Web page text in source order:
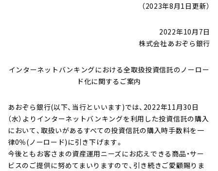
（2023年8月1日更新）
2022年10月7日
株式会社あおぞら銀行
インターネットバンキングにおける全取扱投資信託のノーロー
ド化に関するご案内
あおぞら銀行(以下、当行といいます)では、2022年11月30日
（水）よりインターネットバンキングを利用した投資信託の購入
において、取扱いがあるすべての投資信託の購入時手数料を一
律0％(ノーロード)に引き下げます。
今後ともお客さまの資産運用ニーズにお応えできる商品・サー
ビスのご提供に努めてまいりますので、引き続きご愛顧賜りま